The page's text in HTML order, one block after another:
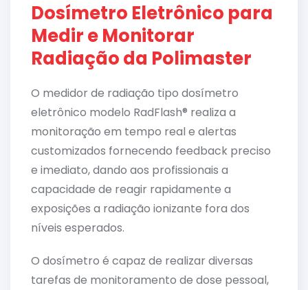
Dosímetro Eletrônico para
Medir e Monitorar
Radiação da Polimaster
O medidor de radiação tipo dosímetro
eletrônico modelo RadFlash® realiza a
monitoração em tempo real e alertas
customizados fornecendo feedback preciso
e imediato, dando aos profissionais a
capacidade de reagir rapidamente a
exposições a radiação ionizante fora dos
níveis esperados.
O dosímetro é capaz de realizar diversas
tarefas de monitoramento de dose pessoal,